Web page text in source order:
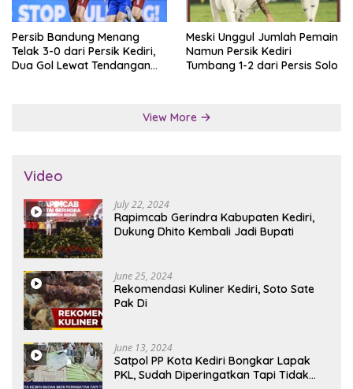
Persib Bandung Menang
Telak 3-0 dari Persik Kediri,
Dua Gol Lewat Tendangan
Meski Unggul Jumlah Pemain
Namun Persik Kediri
Tumbang 1-2 dari Persis Solo
View More
Video
July 22, 2024
Rapimcab Gerindra Kabupaten Kediri,
Dukung Dhito Kembali Jadi Bupati
June 25, 2024
Rekomendasi Kuliner Kediri, Soto Sate
Pak Di
June 13, 2024
Satpol PP Kota Kediri Bongkar Lapak
PKL, Sudah Diperingatkan Tapi Tidak